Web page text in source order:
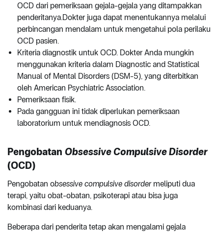
OCD dari pemeriksaan gejala-gejala yang ditampakkan
penderitanya.Dokter juga dapat menentukannya melalui
perbincangan mendalam untuk mengetahui pola perilaku
OCD pasien.
Kriteria diagnostik untuk OCD. Dokter Anda mungkin
menggunakan kriteria dalam Diagnostic and Statistical
Manual of Mental Disorders (DSM-5), yang diterbitkan
oleh American Psychiatric Association.
Pemeriksaan fisik.
Pada gangguan ini tidak diperlukan pemeriksaan
laboratorium untuk mendiagnosis OCD.
Pengobatan Obsessive Compulsive Disorder
(OCD)
Pengobatan obsessive compulsive disordermeliputi dua
terapi, yaitu obat-obatan, psikoterapi atau bisa juga
kombinasi dari keduanya.
Beberapa dari penderita tetap akan mengalami gejala